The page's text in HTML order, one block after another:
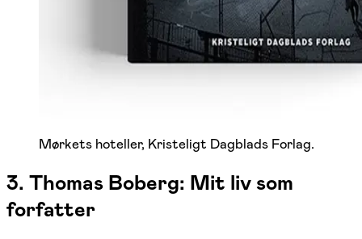
Mørkets hoteller, Kristeligt Dagblads Forlag.
3. Thomas Boberg: Mit liv som
forfatter